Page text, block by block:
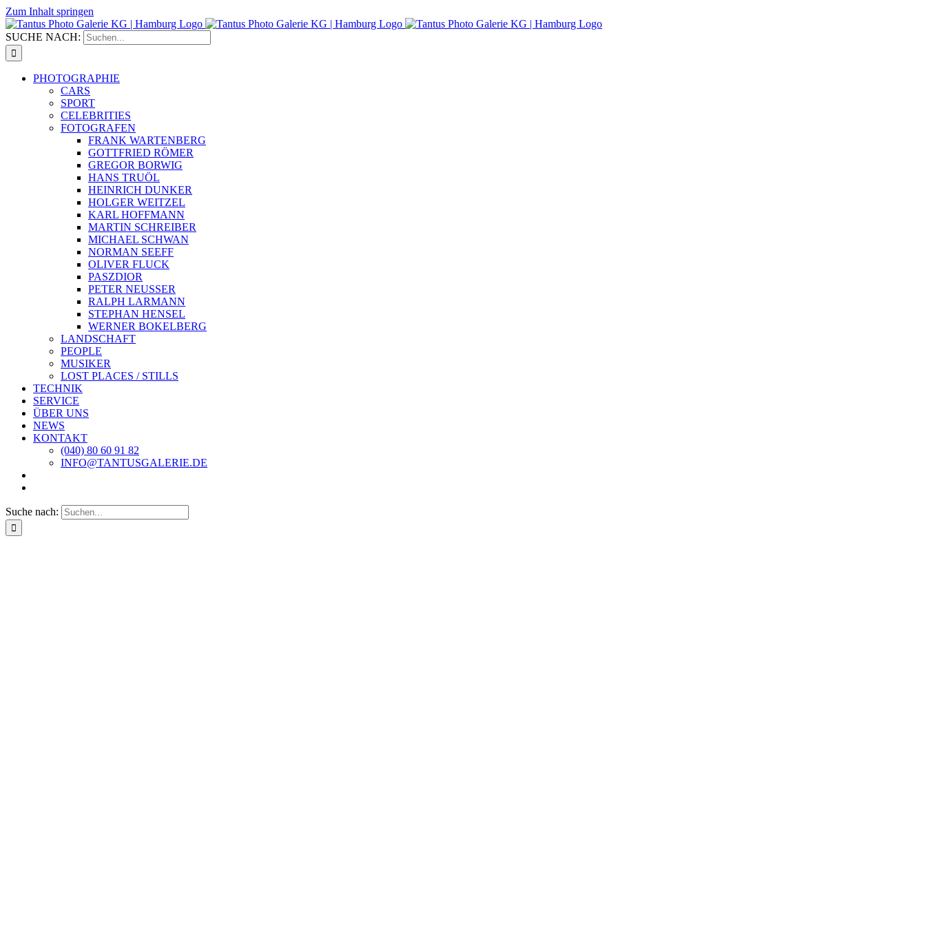
Zum Inhalt springen
SUCHE NACH:
PHOTOGRAPHIE
CARS
SPORT
CELEBRITIES
FOTOGRAFEN
FRANK WARTENBERG
GOTTFRIED RÖMER
GREGOR BORWIG
HANS TRUÖL
HEINRICH DUNKER
HOLGER WEITZEL
KARL HOFFMANN
MARTIN SCHREIBER
MICHAEL SCHWAN
NORMAN SEEFF
OLIVER FLUCK
PASZDIOR
PETER NEUSSER
RALPH LARMANN
STEPHAN HENSEL
WERNER BOKELBERG
LANDSCHAFT
PEOPLE
MUSIKER
LOST PLACES / STILLS
TECHNIK
SERVICE
ÜBER UNS
NEWS
KONTAKT
(040) 80 60 91 82
INFO@TANTUSGALERIE.DE
Suche nach: